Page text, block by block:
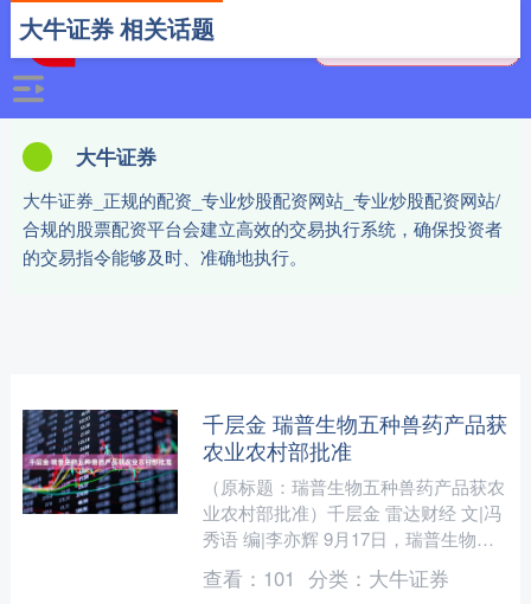
大牛证券
大牛证券_正规的配资_专业炒股配资网站_专业炒股配资网站/
合规的股票配资平台会建立高效的交易执行系统，确保投资者
的交易指令能够及时、准确地执行。
大牛证券 相关话题
千层金 瑞普生物五种兽药产品获
农业农村部批准
（原标题：瑞普生物五种兽药产品获农
业农村部批准）千层金 雷达财经 文|冯
秀语 编|李亦辉 9月17日，瑞普生物
（300119）公告，公司及其子公司广州
市华南农大....
查看： 101 分类： 大牛证券